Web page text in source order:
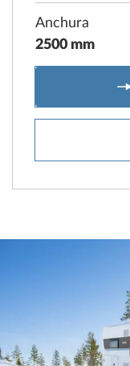
Anchura
2500 mm